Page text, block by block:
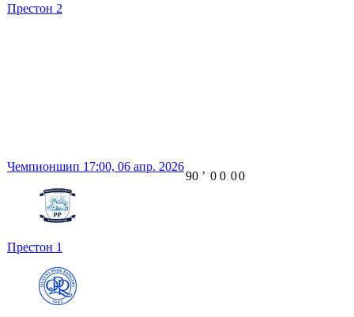
Престон 2
Чемпионшип 17:00, 06 апр. 2026
Престон 1
90 ʼ 0 0 00